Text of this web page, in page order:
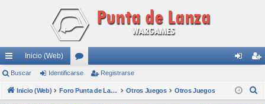
nl
ac
Inicio (Web)
or
os nti ist
Buscar Identificarse Registrarse
Inicio (Web) Foro Punta de Lanza Wargames Otros Juegos Otros Juegos